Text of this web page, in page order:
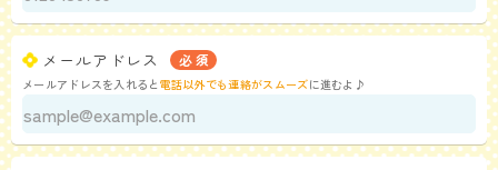
メールアドレス
メールアドレスを入れると 電話以外でも連絡がスムーズに進むよ♪